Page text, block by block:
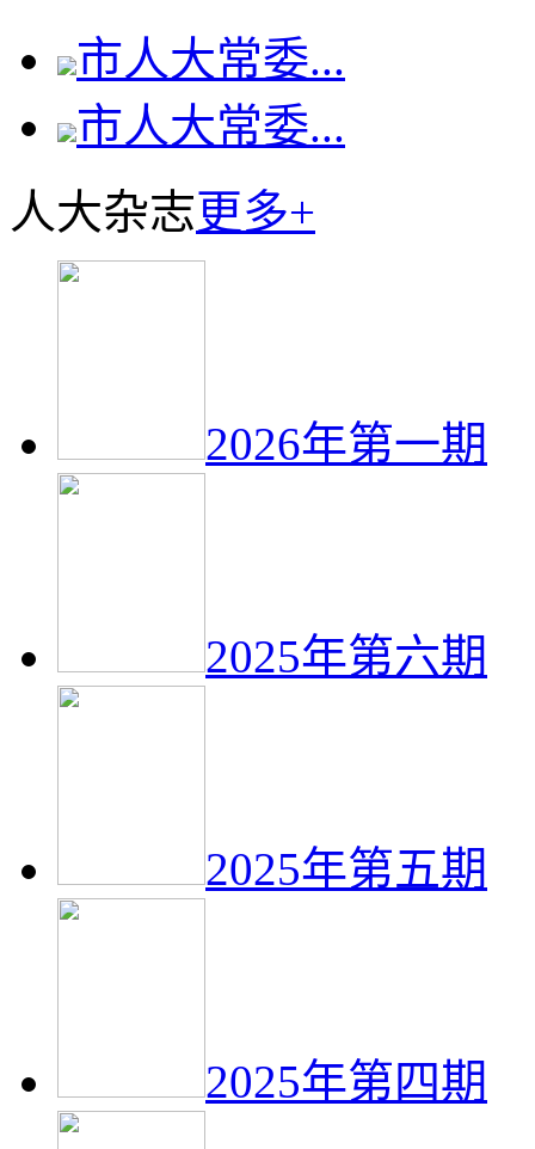
市人大常委...
市人大常委...
人大杂志更多+
2026年第一期
2025年第六期
2025年第五期
2025年第四期